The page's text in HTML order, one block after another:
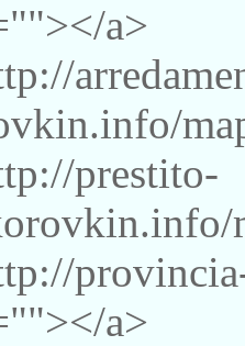
a>
prestito-
a>